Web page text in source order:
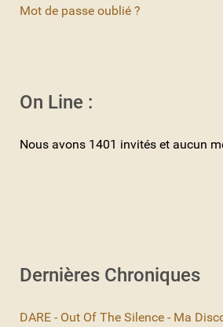
Mot de passe oublié ?
On Line :
Nous avons 1401 invités et aucun
Dernières Chroniques
DARE - Out Of The Silence - Ma